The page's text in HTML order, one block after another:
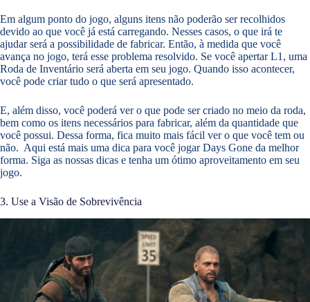
Em algum ponto do jogo, alguns itens não poderão ser recolhidos
devido ao que você já está carregando. Nesses casos, o que irá te
ajudar será a possibilidade de fabricar. Então, à medida que você
avança no jogo, terá esse problema resolvido. Se você apertar L1, uma
Roda de Inventário será aberta em seu jogo. Quando isso acontecer,
você pode criar tudo o que será apresentado.
E, além disso, você poderá ver o que pode ser criado no meio da roda,
bem como os itens necessários para fabricar, além da quantidade que
você possui. Dessa forma, fica muito mais fácil ver o que você tem ou
não. Aqui está mais uma dica para você jogar Days Gone da melhor
forma. Siga as nossas dicas e tenha um ótimo aproveitamento em seu
jogo.
3. Use a Visão de Sobrevivência